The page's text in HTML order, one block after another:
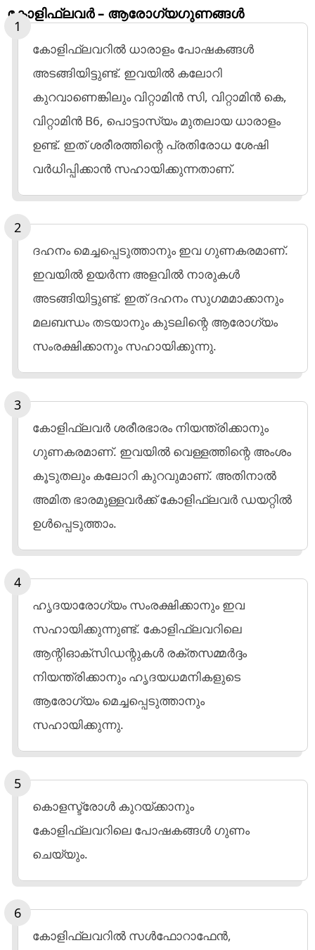
കോളിഫ്ലവർ – ആരോഗ്യഗുണങ്ങൾ
കോളിഫ്ലവറിൽ ധാരാളം പോഷകങ്ങൾ
അടങ്ങിയിട്ടുണ്ട്. ഇവയിൽ കലോറി
കുറവാണെങ്കിലും വിറ്റാമിൻ സി, വിറ്റാമിൻ കെ,
വിറ്റാമിൻ B6, പൊട്ടാസ്യം മുതലായ ധാരാളം
ഉണ്ട്. ഇത് ശരീരത്തിന്റെ പ്രതിരോധ ശേഷി
വർധിപ്പിക്കാൻ സഹായിക്കുന്നതാണ്.
ദഹനം മെച്ചപ്പെടുത്താനും ഇവ ഗുണകരമാണ്.
ഇവയിൽ ഉയർന്ന അളവിൽ നാരുകൾ
അടങ്ങിയിട്ടുണ്ട്. ഇത് ദഹനം സുഗമമാക്കാനും
മലബന്ധം തടയാനും കുടലിന്റെ ആരോഗ്യം
സംരക്ഷിക്കാനും സഹായിക്കുന്നു.
കോളിഫ്ലവർ ശരീരഭാരം നിയന്ത്രിക്കാനും
ഗുണകരമാണ്. ഇവയിൽ വെള്ളത്തിന്റെ അംശം
കൂടുതലും കലോറി കുറവുമാണ്. അതിനാൽ
അമിത ഭാരമുള്ളവർക്ക് കോളിഫ്ലവർ ഡയറ്റിൽ
ഉൾപ്പെടുത്താം.
ഹൃദയാരോഗ്യം സംരക്ഷിക്കാനും ഇവ
സഹായിക്കുന്നുണ്ട്. കോളിഫ്ലവറിലെ
ആന്റിഓക്സിഡന്റുകൾ രക്തസമ്മർദ്ദം
നിയന്ത്രിക്കാനും ഹൃദയധമനികളുടെ
ആരോഗ്യം മെച്ചപ്പെടുത്താനും
സഹായിക്കുന്നു.
കൊളസ്ട്രോൾ കുറയ്ക്കാനും
കോളിഫ്ലവറിലെ പോഷകങ്ങൾ ഗുണം
ചെയ്യും.
കോളിഫ്ലവറിൽ സൾഫോറാഫേൻ,